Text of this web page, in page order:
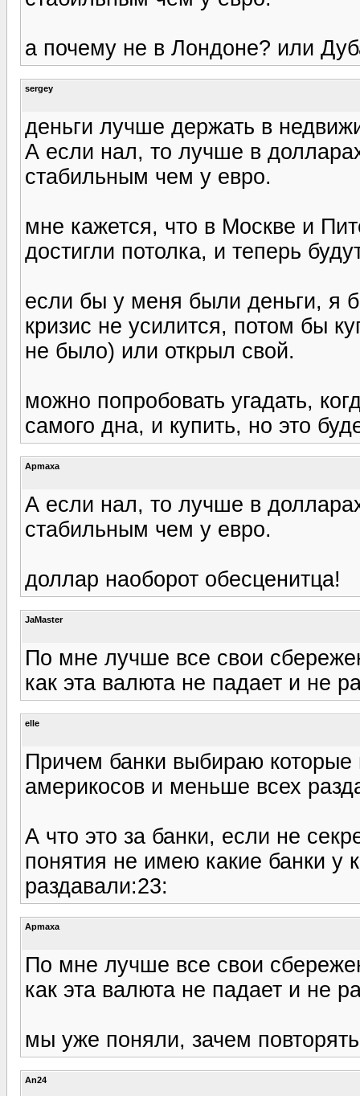
а почему не в Лондоне? или
sergey
деньги лучше держать в
А если нал, то лучше в
стабильным чем у евро.
мне кажется, что в Москве и
достигли потолка, и теперь
если бы у меня были деньги, я
кризис не усилится, потом бы
не было) или открыл свой.
можно попробовать угадать,
самого дна, и купить, но это
Apmaxa
А если нал, то лучше в
стабильным чем у евро.
доллар наоборот обесценитца!
JaMaster
По мне лучше все свои
как эта валюта не падает и не
elle
Причем банки выбираю
америкосов и меньше всех
А что это за банки, если не
понятия не имею какие банки у
раздавали:23:
Apmaxa
По мне лучше все свои
как эта валюта не падает и не
мы уже поняли, зачем
An24